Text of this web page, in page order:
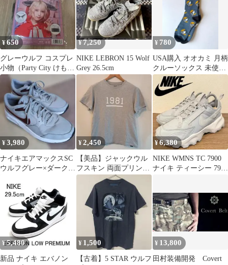
¥650
グレーウルフ コスプレ
小物（Party City けもみ
みピン）
¥7,250
NIKE LEBRON 15 Wolf
Grey 26.5cm
¥ 780
USA購入 オオカミ 月柄
クルーソックス 未使用
ウルフ 狼 ムーン グレ
ー
¥3,980
ナイキエアマックスSC
ウルフグレー×ダークチ
¥2,450
【美品】ジャックウル
フスキン 両面プリント
Tシャツ グレー Lサイ
¥6,380
NIKE WMNS TC 7900
ナイキ ティーシー 7900
¥5,480
新品 ナイキ エバノン
¥ 1,500
【古着】5 STAR ウルフ
¥ 13,800
田村装備開発 Covert